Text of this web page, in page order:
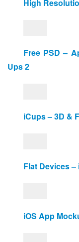
High
Free PSD –
Ups 2
iCups – 3D &
Flat Devices
iOS App